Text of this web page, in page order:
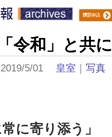
令和」と共に
5/01 皇室 ｜写真
常に寄り添う」